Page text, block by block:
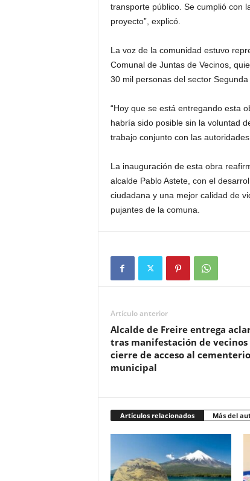
transporte público. Se cumplió con
proyecto”, explicó.
La voz de la comunidad estuvo
Comunal de Juntas de Vecinos,
30 mil personas del sector Segunda
“Hoy que se está entregando esta
habría sido posible sin la voluntad
trabajo conjunto con las
La inauguración de esta obra
alcalde Pablo Astete, con el
ciudadana y una mejor calidad de
pujantes de la comuna.
Artículo anterior
Alcalde de Freire entrega
tras manifestación de vecinos
cierre de acceso al cementerio
municipal
Artículos relacionados Más del